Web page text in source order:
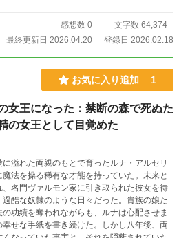
感想数 0
文字数 64,374
最終更新日 2026.04.20
登録日 2026.02.18
お気に入り追加 1
女王になった：禁断の森で死ぬた
の女王として目覚めた
溢れた両親のもとで育ったルナ・アルセリ
魔法を操る稀有な才能を持っていた。未来と
、名門ヴァルモン家に引き取られた彼女を待
過酷な奴隷のような日々だった。貴族の娘た
の功績を奪われながらも、ルナは心配させま
幸せな手紙を書き続けた。しかし八年後、両